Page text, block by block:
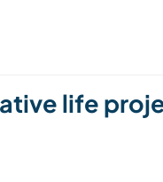
life